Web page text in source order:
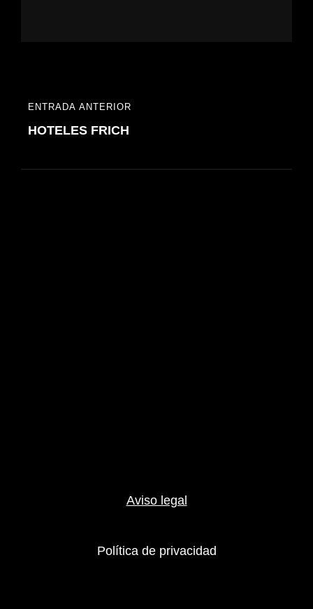
Navegación
de
ENTRADA
ANTERIOR
ENTRADA ANTERIOR
HOTELES FRICH
Aviso legal
Política de privacidad